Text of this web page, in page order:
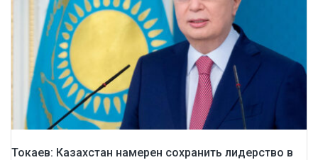
Токаев: Казахстан намерен сохранить лидерство в